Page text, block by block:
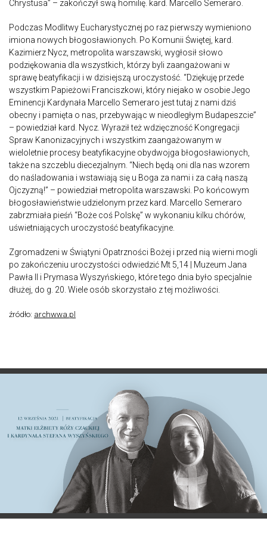
Chrystusa” – zakończył swą homilię. kard. Marcello Semeraro.
Podczas Modlitwy Eucharystycznej po raz pierwszy wymieniono
imiona nowych błogosławionych. Po Komunii Świętej, kard.
Kazimierz Nycz, metropolita warszawski, wygłosił słowo
podziękowania dla wszystkich, którzy byli zaangażowani w
sprawę beatyfikacji i w dzisiejszą uroczystość. “Dziękuję przede
wszystkim Papieżowi Franciszkowi, który niejako w osobie Jego
Eminencji Kardynała Marcello Semeraro jest tutaj z nami dziś
obecny i pamięta o nas, przebywając w nieodległym Budapeszcie”
– powiedział kard. Nycz. Wyraził też wdzięczność Kongregacji
Spraw Kanonizacyjnych i wszystkim zaangażowanym w
wieloletnie procesy beatyfikacyjne obydwojga błogosławionych,
także na szczeblu diecezjalnym. “Niech będą oni dla nas wzorem
do naśladowania i wstawiają się u Boga za nami i za całą naszą
Ojczyzną!” – powiedział metropolita warszawski. Po końcowym
błogosławieństwie udzielonym przez kard. Marcello Semeraro
zabrzmiała pieśń “Boże coś Polskę” w wykonaniu kilku chórów,
uświetniających uroczystość beatyfikacyjne.
Zgromadzeni w Świątyni Opatrzności Bożej i przed nią wierni mogli
po zakończeniu uroczystości odwiedzić Mt 5,14 | Muzeum Jana
Pawła II i Prymasa Wyszyńskiego, które tego dnia było specjalnie
dłużej, do g. 20. Wiele osób skorzystało z tej możliwości.
źródło: archwwa.pl